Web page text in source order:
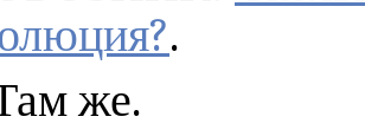
.
же.